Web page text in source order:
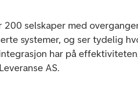
200 selskaper med
systemer, og ser tydelig
har på
AS.